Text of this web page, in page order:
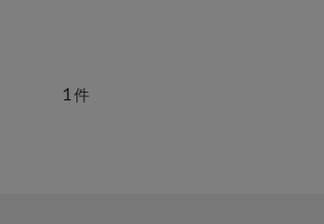
1 件